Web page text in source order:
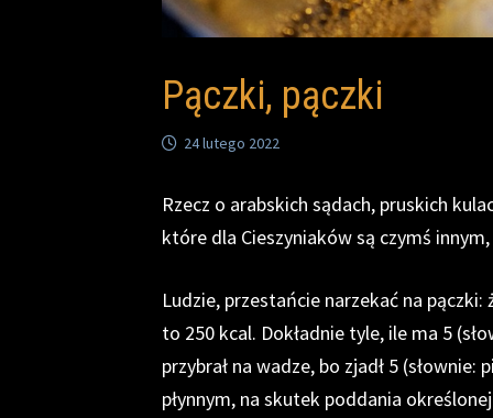
Pączki, pączki
24 lutego 2022
Rzecz o arabskich sądach, pruskich
które dla Cieszyniaków są czymś
Ludzie, przestańcie narzekać na
to 250 kcal. Dokładnie tyle, ile ma 5
przybrał na wadze, bo zjadł 5 (słownie:
płynnym, na skutek poddania